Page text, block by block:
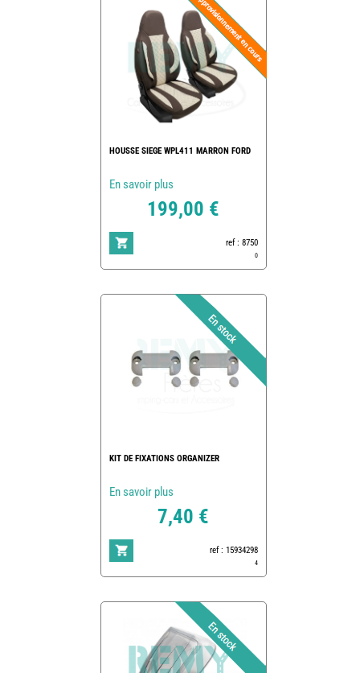
HOUSSE SIEGE WPL411 MARRON FORD
En savoir plus
199,00 €
ref : 8750
0
KIT DE FIXATIONS ORGANIZER
En savoir plus
7,40 €
ref : 15934298
4